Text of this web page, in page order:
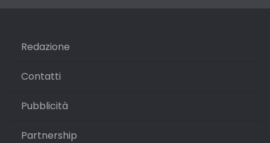
Redazione
Contatti
Pubblicità
Partnership